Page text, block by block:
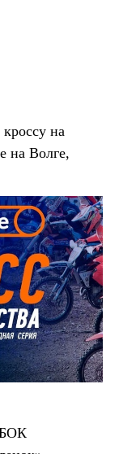
на
на Волге,